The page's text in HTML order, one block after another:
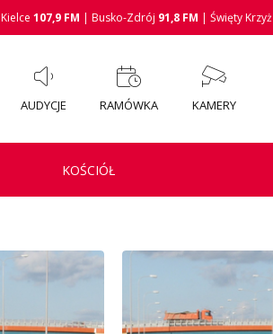
107,9 FM | Busko-Zdrój 91,8 FM | Święty Krzyż
AUDYCJE RAMÓWKA KAMERY
KOŚCIÓŁ